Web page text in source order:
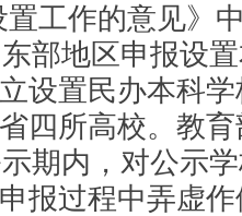
置工作的意见》
部地区申报设
设置民办本科
四所高校。教
期内，对公示
报过程中弄虚